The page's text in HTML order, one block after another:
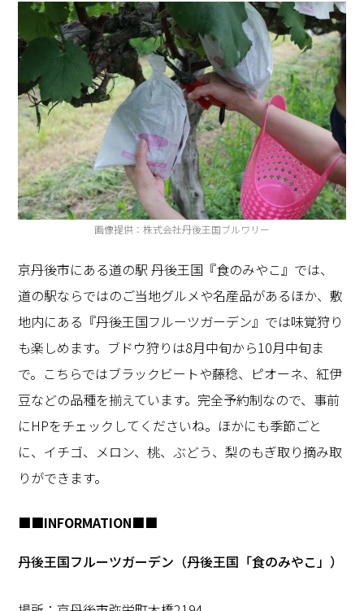
画像提供：株式会社丹後王国ブルワリー
京丹後市にある道の駅 丹後王国『食のみやこ』では、
道の駅ならではのご当地グルメや名産品があるほか、敷
地内にある『丹後王国フルーツガーデン』では味覚狩り
も楽しめます。ブドウ狩りは8月中旬から10月中旬ま
で。こちらではブラックビートや藤稔、ピオーネ、紅伊
豆などの品種を揃えています。完全予約制なので、事前
にHPをチェックしてくださいね。ほかにも季節ごと
に、イチゴ、メロン、桃、ぶどう、梨のもぎ取り摘み取
りができます。
■■INFORMATION■■
丹後王国フルーツガーデン（丹後王国「食のみやこ」）